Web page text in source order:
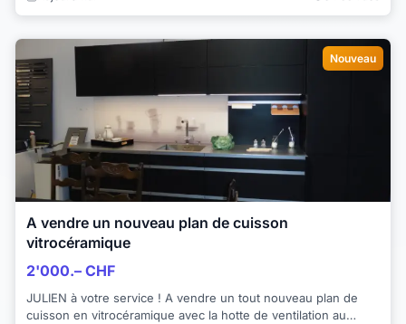
Nouveau
A vendre un nouveau plan de cuisson
vitrocéramique
2'000.– CHF
JULIEN à votre service ! A vendre un tout nouveau plan de
cuisson en vitrocéramique avec la hotte de ventilation au